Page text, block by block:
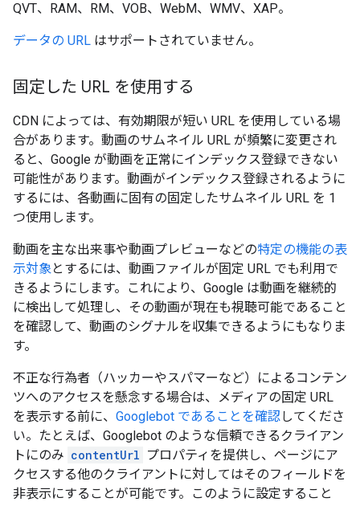
QVT、RAM、RM、VOB、WebM、WMV、XAP。
データの URL はサポートされていません。
固定した URL を使用する
CDN によっては、有効期限が短い URL を使用している場
合があります。動画のサムネイル URL が頻繁に変更され
ると、Google が動画を正常にインデックス登録できない
可能性があります。動画がインデックス登録されるように
するには、各動画に固有の固定したサムネイル URL を 1
つ使用します。
動画を主な出来事や動画プレビューなどの特定の機能の表
示対象とするには、動画ファイルが固定 URL でも利用で
きるようにします。これにより、Google は動画を継続的
に検出して処理し、その動画が現在も視聴可能であること
を確認して、動画のシグナルを収集できるようにもなりま
す。
不正な行為者（ハッカーやスパマーなど）によるコンテン
ツへのアクセスを懸念する場合は、メディアの固定 URL
を表示する前に、 Googlebot であることを確認してくださ
い。たとえば、Googlebot のような信頼できるクライアン
トにのみ contentUrl プロパティを提供し、ページにア
クセスする他のクライアントに対してはそのフィールドを
非表示にすることが可能です。このように設定すること